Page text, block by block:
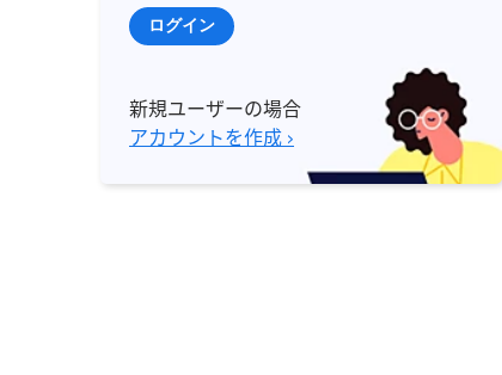
ログイン
新規ユーザーの場合
アカウントを作成 ›